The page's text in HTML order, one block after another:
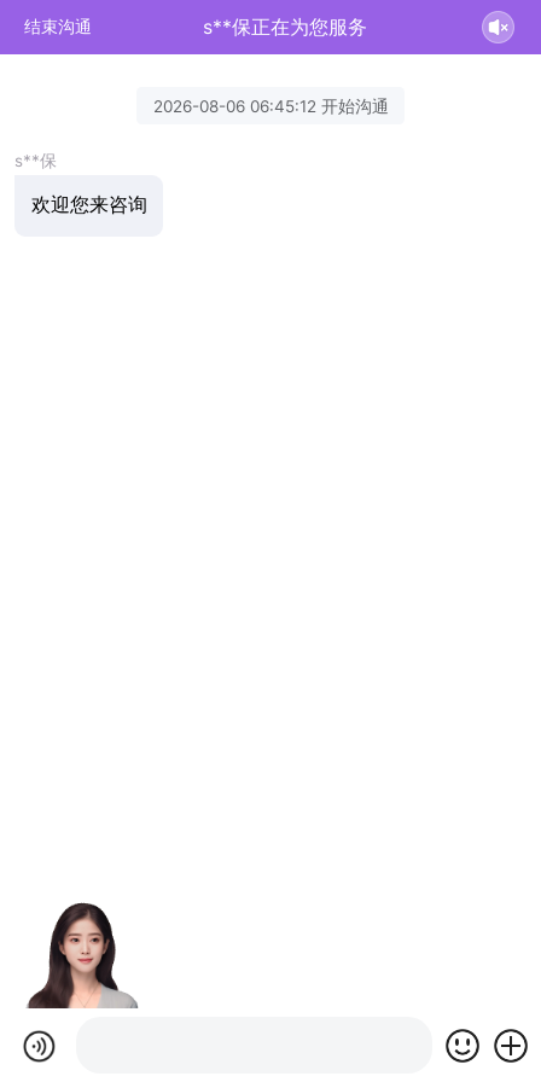
结束沟通 s**保正在为您服务
2026-08-06 06:45:12 开始沟通
s**保
欢迎您来咨询